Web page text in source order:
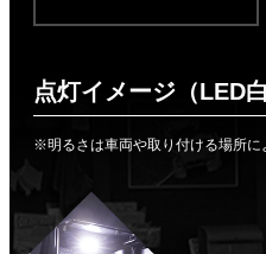
点灯イメージ（LED白
※明るさは車両や取り付ける場所に